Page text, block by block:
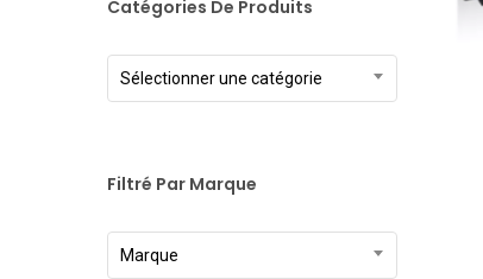
Catégories De Produits
Sélectionner une catégorie
Filtré Par Marque
Marque